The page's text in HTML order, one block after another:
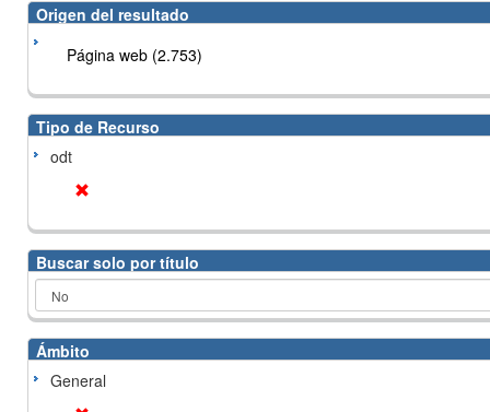
Origen del resultado
Página web (2.753)
Tipo de Recurso
odt
Buscar solo por título
Ámbito
General